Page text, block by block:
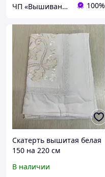
ЧП «Вышиванка» 100%
Скатерть вышитая белая
150 на 220 см
В наличии